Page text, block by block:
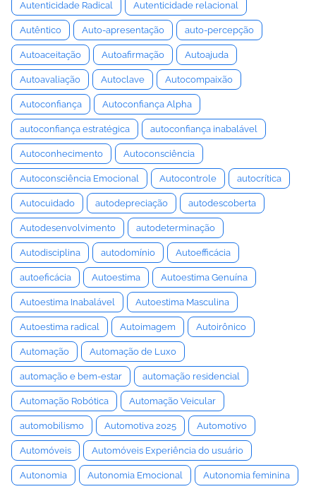
Autenticidade Radical Autenticidade relacional
Autêntico Auto-apresentação auto-percepção
Autoaceitação Autoafirmação Autoajuda
Autoavaliação Autoclave Autocompaixão
Autoconfiança Autoconfiança Alpha
autoconfiança estratégica autoconfiança inabalável
Autoconhecimento Autoconsciência
Autoconsciência Emocional Autocontrole autocrítica
Autocuidado autodepreciação autodescoberta
Autodesenvolvimento autodeterminação
Autodisciplina autodomínio Autoefficácia
autoeficácia Autoestima Autoestima Genuína
Autoestima Inabalável Autoestima Masculina
Autoestima radical Autoimagem Autoirônico
Automação Automação de Luxo
automação e bem-estar automação residencial
Automação Robótica Automação Veicular
automobilismo Automotiva 2025 Automotivo
Automóveis Automóveis Experiência do usuário
Autonomia Autonomia Emocional Autonomia feminina